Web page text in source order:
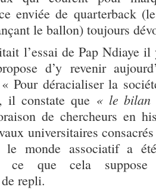
enviée de quarterback
le ballon) toujours
l’essai de Pap Ndiaye
d’y revenir
Pour déracialiser la
il constate que « le
de chercheurs en
universitaires
le monde associatif a
ce que cela
repli.